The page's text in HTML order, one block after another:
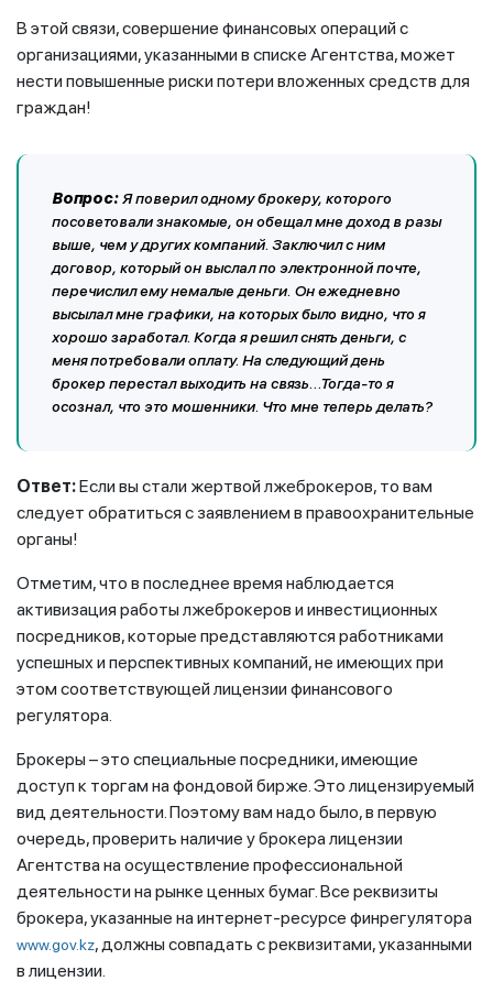
В этой связи, совершение финансовых операций с
организациями, указанными в списке Агентства, может
нести повышенные риски потери вложенных средств для
граждан!
Вопрос: Я поверил одному брокеру, которого
посоветовали знакомые, он обещал мне доход в разы
выше, чем у других компаний. Заключил с ним
договор, который он выслал по электронной почте,
перечислил ему немалые деньги. Он ежедневно
высылал мне графики, на которых было видно, что я
хорошо заработал. Когда я решил снять деньги, с
меня потребовали оплату. На следующий день
брокер перестал выходить на связь…Тогда-то я
осознал, что это мошенники. Что мне теперь делать?
Ответ:Если вы стали жертвой лжеброкеров, то вам
следует обратиться с заявлением в правоохранительные
органы!
Отметим, что в последнее время наблюдается
активизация работы лжеброкеров и инвестиционных
посредников, которые представляются работниками
успешных и перспективных компаний, не имеющих при
этом соответствующей лицензии финансового
регулятора.
Брокеры – это специальные посредники, имеющие
доступ к торгам на фондовой бирже. Это лицензируемый
вид деятельности. Поэтому вам надо было, в первую
очередь, проверить наличие у брокера лицензии
Агентства на осуществление профессиональной
деятельности на рынке ценных бумаг. Все реквизиты
брокера, указанные на интернет-ресурсе финрегулятора
www.gov.kz, должны совпадать с реквизитами, указанными
в лицензии.